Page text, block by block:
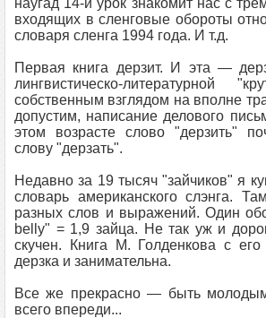
наугад 14-й урок знакомит нас с
входящих в сленговые обороты
словаря сленга 1994 года. И т.д.
Первая книга дерзит. И эта —
лингвистическо-литературной
собственным взглядом на вполне
допустим, написание делового
этом возрасте слово "дерзить"
слову "дерзать".
Недавно за 19 тысяч "зайчиков" я
словарь американского слэнга.
разных слов и выражений. Один
belly" = 1,9 зайца. Не так уж и
скучен. Книга М. Голденкова с
дерзка и занимательна.
Все же прекрасно — быть
всего впереди...